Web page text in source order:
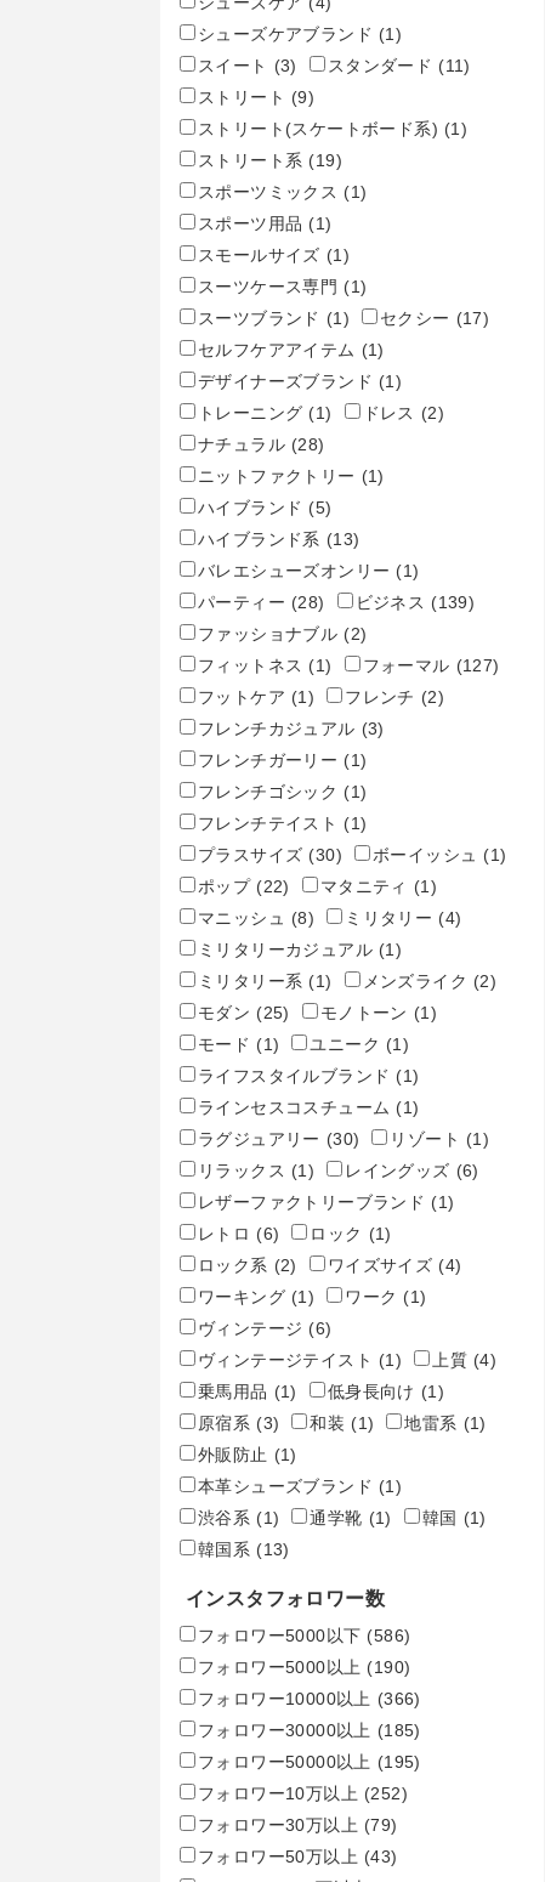
シューズケアブランド (1)
スイート
(3) スタンダード (11)
ストリート (9)
ストリート(スケートボード系) (1)
ストリート系 (19)
スポーツミックス (1)
スポーツ用品 (1)
スモールサイズ (1)
スーツケース専門 (1)
スーツブランド (1) セクシー (17)
セルフケアアイテム (1)
デザイナーズブランド (1)
トレーニング (1) ドレス (2)
ナチュラル (28)
ニットファクトリー (1)
ハイブランド (5)
ハイブランド系 (13)
バレエシューズオンリー (1)
パーティー (28) ビジネス (139)
ファッショナブル (2)
フィットネス (1) フォーマル (127)
フットケア (1) フレンチ (2)
フレンチカジュアル (3)
フレンチガーリー (1)
フレンチゴシック (1)
フレンチテイスト (1)
プラスサイズ (30) ボーイッシュ (1)
ポップ (22) マタニティ
(1)
マニッシュ (8) ミリタリー (4)
ミリタリーカジュアル (1)
ミリタリー系 (1) メンズライク (2)
モダン (25) モノトーン (1)
モード (1) ユニーク (1)
ライフスタイルブランド (1)
ラインセスコスチューム (1)
ラグジュアリー (30) リゾート (1)
リラックス (1) レイングッズ (6)
レザーファクトリーブランド (1)
レトロ (6) ロック (1)
ロック系 (2) ワイズサイズ (4)
ワーキング (1) ワーク (1)
ヴィンテージ (6)
ヴィンテージテイスト (1) 上質 (4)
乗馬用品 (1) 低身長向け (1)
原宿系 (3) 和装 (1) 地雷系 (1)
外販防止 (1)
本革シューズブランド (1)
渋谷系 (1) 通学靴 (1) 韓国 (1)
韓国系 (13)
インスタフォロワー数
フォロワー5000以下 (586)
フォロワー5000以上 (190)
フォロワー10000以上 (366)
フォロワー30000以上 (185)
フォロワー50000以上 (195)
フォロワー10万以上 (252)
フォロワー30万以上 (79)
フォロワー50万以上 (43)